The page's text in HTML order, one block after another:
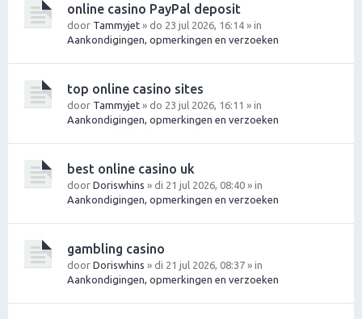
online casino PayPal deposit
door Tammyjet » do 23 jul 2026, 16:14 » in
Aankondigingen, opmerkingen en verzoeken
top online casino sites
door Tammyjet » do 23 jul 2026, 16:11 » in
Aankondigingen, opmerkingen en verzoeken
best online casino uk
door Doriswhins » di 21 jul 2026, 08:40 » in
Aankondigingen, opmerkingen en verzoeken
gambling casino
door Doriswhins » di 21 jul 2026, 08:37 » in
Aankondigingen, opmerkingen en verzoeken